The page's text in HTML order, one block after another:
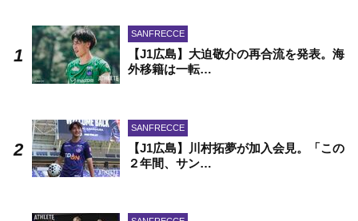
SANFRECCE
【J1広島】大迫敬介の再合流を発表。海
外移籍は一転…
SANFRECCE
【J1広島】川村拓夢が加入会見。「この
２年間、サン…